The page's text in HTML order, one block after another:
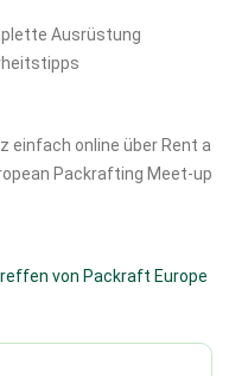
Ausrüstung
einfach online über Rent a
Packrafting Meet-up
von Packraft Europe